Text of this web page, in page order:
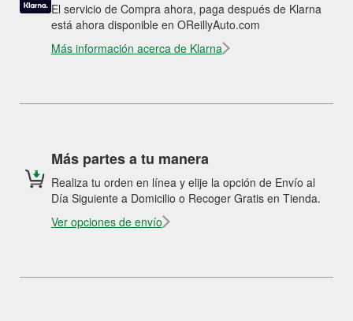
El servicio de Compra ahora, paga después de Klarna
está ahora disponible en OReillyAuto.com
Más información acerca de Klarna
Más partes a tu manera
Realiza tu orden en línea y elije la opción de Envío al
Día Siguiente a Domicilio o Recoger Gratis en Tienda.
Ver opciones de envío